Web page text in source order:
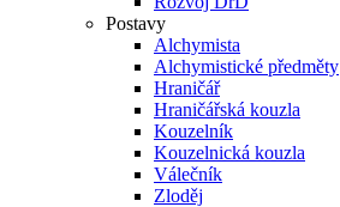
Postavy
Alchymista
Alchymistické předměty
Hraničář
Hraničářská kouzla
Kouzelník
Kouzelnická kouzla
Válečník
Zloděj